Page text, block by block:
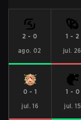
2 - 0
ago. 02
1 - 2
jul. 26
0 - 1
jul. 16
1 - 0
jul. 15